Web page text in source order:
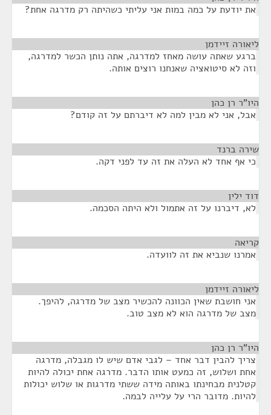
את יודעת על כמה במות אני עליתי כשהיתה רק מדרגה אחת?
ליאורה זיידמן
ברגע שאתה עושה מאחז למדרגה, אתה נותן הכשר למדרגה,
וזה לא סיטואציה שאנחנו רוצים אותה.
היו"ר רן כהן
אבל, אני לא מבין למה לא דיברתם על זה קודם?
שירה ברנד
כי אף אחד לא העלה את זה עד לפני דקה.
דוד ילין
לא, דיברנו על זה אתמול ולא היתה הסכמה.
קריאה
אמרנו שנביא את זה לוועדה.
ליאורה זיידמן
אני חושבת שאין הכוונה להכשיר מצב של מדרגה, להיפך.
מצב של מדרגה הוא לא מצב טוב.
היו"ר רן כהן
צריך להבין דבר אחד – לגבי אדם שיש לו מגבלה, מדרגה
אחת ושלוש, זה כמעט אותו הדבר. מדרגה אחת יכולה להיות
קטלנית מבחינתו באותה מידה ששתי מדרגות או שלוש יכולות
להיות. מדובר הרי על עלייה לבמה.